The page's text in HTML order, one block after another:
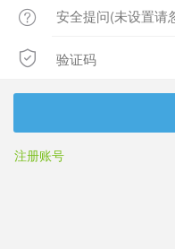


注册账号